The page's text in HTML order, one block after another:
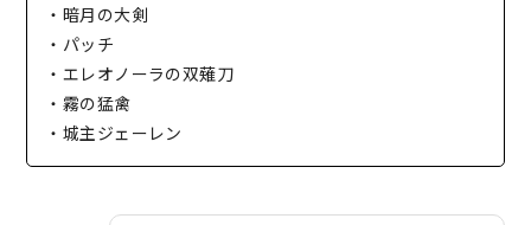
・暗月の大剣
・パッチ
・エレオノーラの双薙刀
・霧の猛禽
・城主ジェーレン